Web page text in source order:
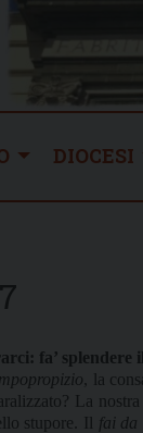
DIOCESI
fa’ splendere
, la
La
stupore. Il fai da